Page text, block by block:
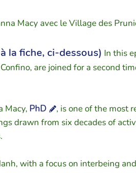
Macy avec le Village des
la fiche, ci-dessous) In this
are joined for a second
Macy, PhD
, is one of the most
drawn from six decades of
with a focus on interbeing